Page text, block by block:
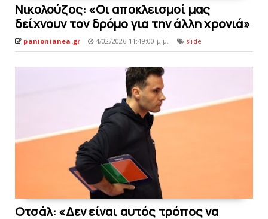
Nικολούζος: «Οι αποκλεισμοί μας
δείχνουν τον δρόμο για την άλλη χρονιά»
panionianea.gr 4/02/2026 11:49:00 μ.μ. slide
Oτσάλ: «Δεν είναι αυτός τρόπος να